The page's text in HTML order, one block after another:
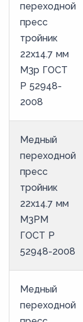
переходной
пресс
тройник
22х14.7 мм
М3р ГОСТ
Р 52948-
2008
Медный
переходной
пресс
тройник
22х14.7 мм
М3РМ
ГОСТ Р
52948-2008
Медный
переходной